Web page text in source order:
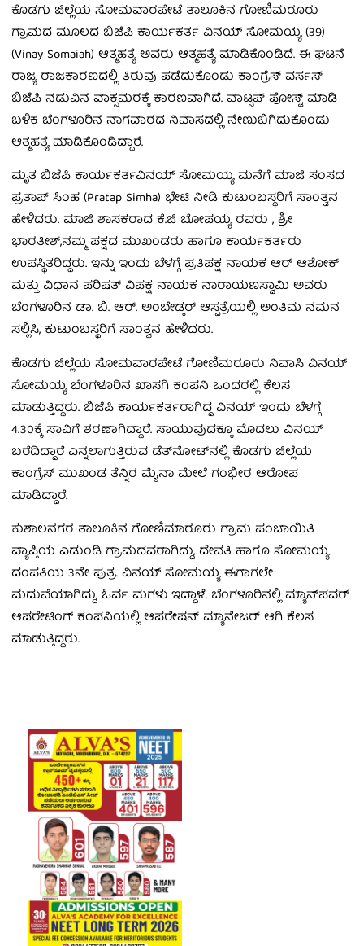
ಕೊಡಗು ಜಿಲ್ಲೆಯ ಸೋಮವಾರಪೇಟೆ ತಾಲೂಕಿನ ಗೋಣಿಮರೂರು
ಗ್ರಾಮದ ಮೂಲದ ಬಿಜೆಪಿ ಕಾರ್ಯಕರ್ತ ವಿನಯ್ ಸೋಮಯ್ಯ (39)
(Vinay Somaiah) ಆತ್ಮಹತ್ಯೆ ಅವರು ಆತ್ಮಹತ್ಯೆ ಮಾಡಿಕೊಂಡಿದೆ. ಈ ಘಟನೆ
ರಾಜ್ಯ ರಾಜಕಾರಣದಲ್ಲಿ ತಿರುವು ಪಡೆದುಕೊಂಡು ಕಾಂಗ್ರೆಸ್ ವರ್ಸಸ್
ಬಿಜೆಪಿ ನಡುವಿನ ವಾಕ್ಸಮರಕ್ಕೆ ಕಾರಣವಾಗಿದೆ. ವಾಟ್ಸಪ್​​ ಪೋಸ್ಟ್​ ಮಾಡಿ
ಬಳಿಕ ಬೆಂಗಳೂರಿನ ನಾಗವಾರದ ನಿವಾಸದಲ್ಲಿ ನೇಣುಬಿಗಿದುಕೊಂಡು
ಆತ್ಮಹತ್ಯೆ ಮಾಡಿಕೊಂಡಿದ್ದಾರೆ.
ಮೃತ ಬಿಜೆಪಿ ಕಾರ್ಯಕರ್ತವಿನಯ್ ಸೋಮಯ್ಯ ಮನೆಗೆ ಮಾಜಿ ಸಂಸದ
ಪ್ರತಾಪ್ ಸಿಂಹ (Pratap Simha) ಭೇಟಿ ನೀಡಿ ಕುಟುಂಬಸ್ಥರಿಗೆ ಸಾಂತ್ವನ
ಹೇಳಿದರು. ಮಾಜಿ ಶಾಸಕರಾದ ಕೆ.ಜಿ ಬೋಪಯ್ಯ ರವರು , ಶ್ರೀ
ಭಾರತೀಶ್,ನಮ್ಮ ಪಕ್ಷದ ಮುಖಂಡರು ಹಾಗೂ ಕಾರ್ಯಕರ್ತರು
ಉಪಸ್ಥಿತರಿದ್ದರು. ಇನ್ನು ಇಂದು ಬೆಳಗ್ಗೆ ಪ್ರತಿಪಕ್ಷ ನಾಯಕ ಆರ್ ಆಶೋಕ್
ಮತ್ತು ವಿಧಾನ ಪರಿಷತ್‌ ವಿಪಕ್ಷ ನಾಯಕ ನಾರಾಯಣಸ್ವಾಮಿ ಅವರು
ಬೆಂಗಳೂರಿನ ಡಾ. ಬಿ. ಆರ್. ಅಂಬೇಡ್ಕರ್ ಆಸ್ಪತ್ರೆಯಲ್ಲಿ ಅಂತಿಮ ನಮನ
ಸಲ್ಲಿಸಿ, ಕುಟುಂಬಸ್ಥರಿಗೆ ಸಾಂತ್ವನ ಹೇಳಿದರು.
ಕೊಡಗು ಜಿಲ್ಲೆಯ ಸೋಮವಾರಪೇಟೆ ಗೋಣಿಮರೂರು ನಿವಾಸಿ ವಿನಯ್
ಸೋಮಯ್ಯ ಬೆಂಗಳೂರಿನ ಖಾಸಗಿ ಕಂಪನಿ ಒಂದರಲ್ಲಿ ಕೆಲಸ
ಮಾಡುತ್ತಿದ್ದರು. ಬಿಜೆಪಿ ಕಾರ್ಯಕರ್ತರಾಗಿದ್ದ ವಿನಯ್ ಇಂದು ಬೆಳಗ್ಗೆ
4.30ಕ್ಕೆ ಸಾವಿಗೆ ಶರಣಾಗಿದ್ದಾರೆ. ಸಾಯುವುದಕ್ಕೂ ಮೊದಲು ವಿನಯ್
ಬರೆದಿದ್ದಾರೆ ಎನ್ನಲಾಗುತ್ತಿರುವ ಡೆತ್​ನೋಟ್​ನಲ್ಲಿ ಕೊಡಗು ಜಿಲ್ಲೆಯ
ಕಾಂಗ್ರೆಸ್​ ಮುಖಂಡ ತೆನ್ನಿರ ಮೈನಾ ಮೇಲೆ ಗಂಭೀರ ಆರೋಪ
ಮಾಡಿದ್ದಾರೆ.
ಕುಶಾಲನಗರ ತಾಲೂಕಿನ ಗೋಣಿಮಾರೂರು ಗ್ರಾಮ ಪಂಚಾಯಿತಿ
ವ್ಯಾಪ್ತಿಯ ಎಡುಂಡಿ ಗ್ರಾಮದವರಾಗಿದ್ದು, ದೇವತಿ ಹಾಗೂ ಸೋಮಯ್ಯ
ದಂಪತಿಯ 3ನೇ ಪುತ್ರ. ವಿನಯ್ ಸೋಮಯ್ಯ ಈಗಾಗಲೇ
ಮದುವೆಯಾಗಿದ್ದು, ಓರ್ವ ಮಗಳು ಇದ್ದಾಳೆ. ಬೆಂಗಳೂರಿನಲ್ಲಿ ಮ್ಯಾನ್​ಪವರ್
ಆಪರೇಟಿಂಗ್ ಕಂಪನಿಯಲ್ಲಿ ಆಪರೇಷನ್ ಮ್ಯಾನೇಜರ್ ಆಗಿ ಕೆಲಸ
ಮಾಡುತ್ತಿದ್ದರು.